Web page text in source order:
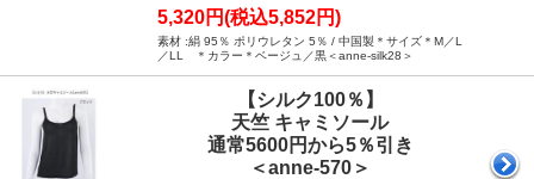
5,320円(税込5,852円)
素材 :絹 95％ ポリウレタン 5％ / 中国製＊サイズ＊M／L
／LL ＊カラー＊ベージュ／黒＜anne-silk28＞
【シルク100％】
天竺 キャミソール
通常5600円から5％引き
＜anne-570＞